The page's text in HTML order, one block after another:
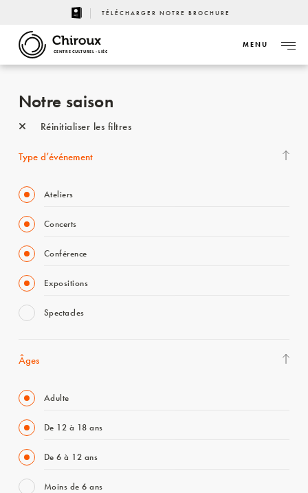
TÉLÉCHARGER NOTRE BROCHURE
CENTRE CULTUREL - LIÈGE
MENU
Notre saison
Réinitialiser les filtres
Type d’événement
Ateliers
Concerts
Conférence
Expositions
Spectacles
Âges
Adulte
De 12 à 18 ans
De 6 à 12 ans
Moins de 6 ans